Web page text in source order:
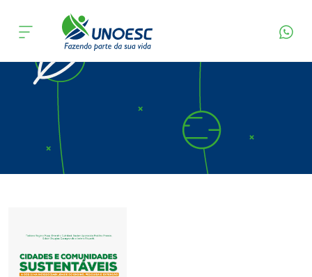
Cursos
Onde estamos
Atendimento ao Estudante
Unoesc